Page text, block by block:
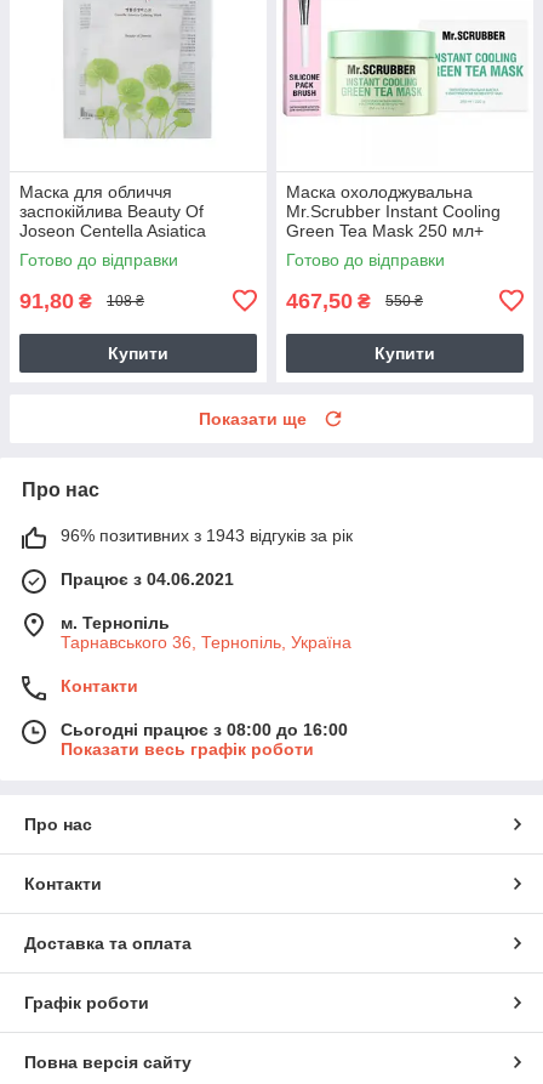
Маска для обличчя
заспокійлива Beauty Of
Joseon Centella Asiatica
Calming Mask 25 мл
Готово до відправки
91,80 ₴ 108 ₴
Купити
Маска охолоджувальна
Mr.Scrubber Instant Cooling
Green Tea Mask 250 мл+
пензлик силіконовий
Готово до відправки
467,50 ₴ 550 ₴
Купити
Показати ще
Про нас
96% позитивних з 1943 відгуків за рік
Працює з 04.06.2021
м. Тернопіль
Тарнавського 36, Тернопіль, Україна
Контакти
Сьогодні працює з 08:00 до 16:00
Показати весь графік роботи
Про нас
Контакти
Доставка та оплата
Графік роботи
Повна версія сайту